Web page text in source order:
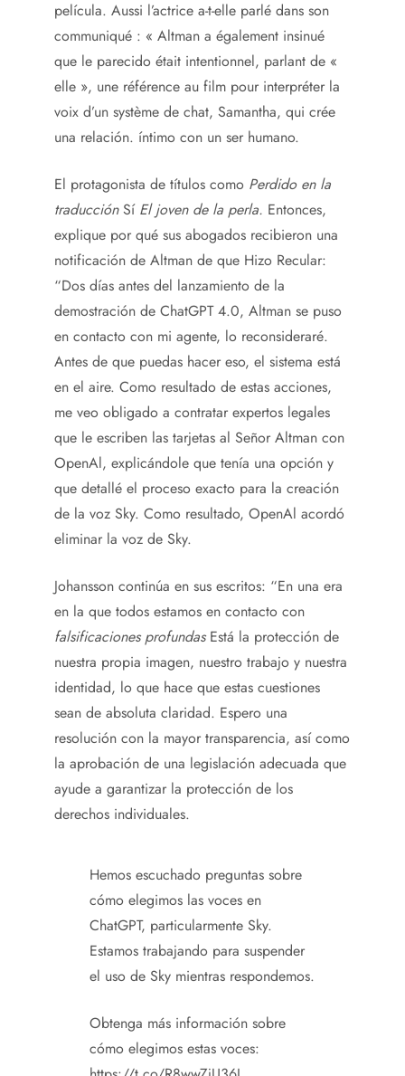
película. Aussi l’actrice a-t-elle parlé dans son
communiqué : « Altman a également insinué
que le parecido était intentionnel, parlant de «
elle », une référence au film pour interpréter la
voix d’un système de chat, Samantha, qui crée
una relación. íntimo con un ser humano.
El protagonista de títulos como Perdido en la
traducciónSíEl joven de la perla. Entonces,
explique por qué sus abogados recibieron una
notificación de Altman de que Hizo Recular:
“Dos días antes del lanzamiento de la
demostración de ChatGPT 4.0, Altman se puso
en contacto con mi agente, lo reconsideraré.
Antes de que puedas hacer eso, el sistema está
en el aire. Como resultado de estas acciones,
me veo obligado a contratar expertos legales
que le escriben las tarjetas al Señor Altman con
OpenAl, explicándole que tenía una opción y
que detallé el proceso exacto para la creación
de la voz Sky. Como resultado, OpenAl acordó
eliminar la voz de Sky.
Johansson continúa en sus escritos: “En una era
en la que todos estamos en contacto con
falsificaciones profundasEstá la protección de
nuestra propia imagen, nuestro trabajo y nuestra
identidad, lo que hace que estas cuestiones
sean de absoluta claridad. Espero una
resolución con la mayor transparencia, así como
la aprobación de una legislación adecuada que
ayude a garantizar la protección de los
derechos individuales.
Hemos escuchado preguntas sobre
cómo elegimos las voces en
ChatGPT, particularmente Sky.
Estamos trabajando para suspender
el uso de Sky mientras respondemos.
Obtenga más información sobre
cómo elegimos estas voces: